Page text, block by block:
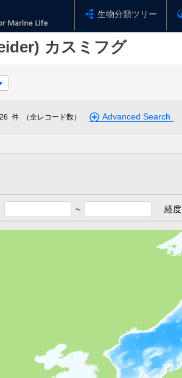
生物分類ツリー
カスミフグ
26 件 （全レコード数） Advanced Search
~ 経度